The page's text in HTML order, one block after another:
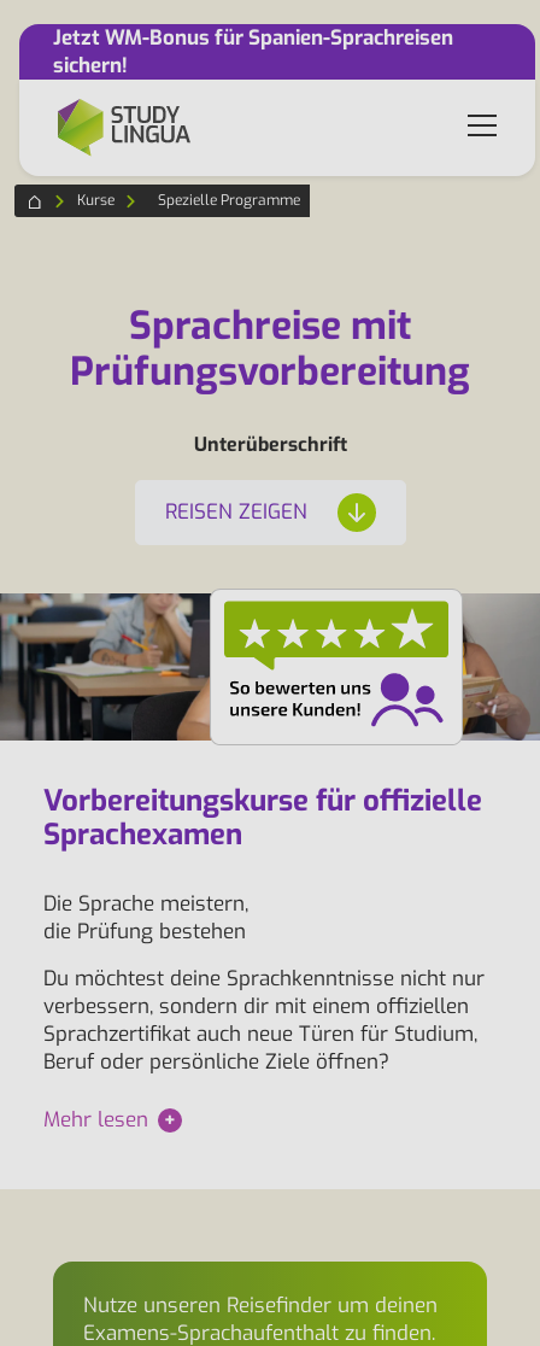
Jetzt WM-Bonus für Spanien-Sprachreisen
sichern!
Kurse Spezielle Programme
Sprachreise mit
Prüfungsvorbereitung
Unterüberschrift
REISEN ZEIGEN
Vorbereitungskurse für offizielle
Sprachexamen
Die Sprache meistern,
die Prüfung bestehen
Du möchtest deine Sprachkenntnisse nicht nur
verbessern, sondern dir mit einem offiziellen
Sprachzertifikat auch neue Türen für Studium,
Beruf oder persönliche Ziele öffnen?
Mehr lesen +
Nutze unseren Reisefinder um deinen
Examens-Sprachaufenthalt zu finden.